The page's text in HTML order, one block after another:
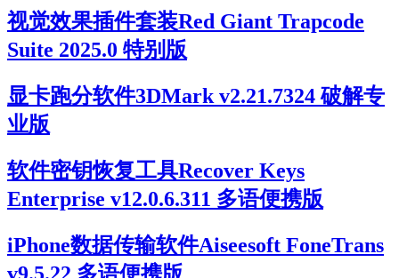
视觉效果插件套装Red Giant Trapcode
Suite 2025.0 特别版
显卡跑分软件3DMark v2.21.7324 破解专
业版
软件密钥恢复工具Recover Keys
Enterprise v12.0.6.311 多语便携版
iPhone数据传输软件Aiseesoft FoneTrans